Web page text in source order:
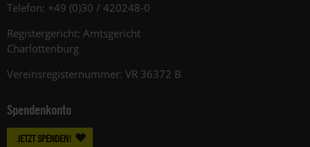
Telefon: +49 (0)30 / 420248-0
Registergericht: Amtsgericht
Charlottenburg
Vereinsregisternummer: VR 36372 B
Spendenkonto
JETZT SPENDEN!